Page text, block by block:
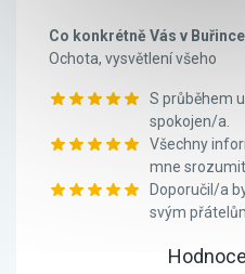
Co konkrétně Vás v
Ochota, vysvětlení všeho
S průběhem
spokojen/a.
Všechny
mne
Doporučil/a
svým